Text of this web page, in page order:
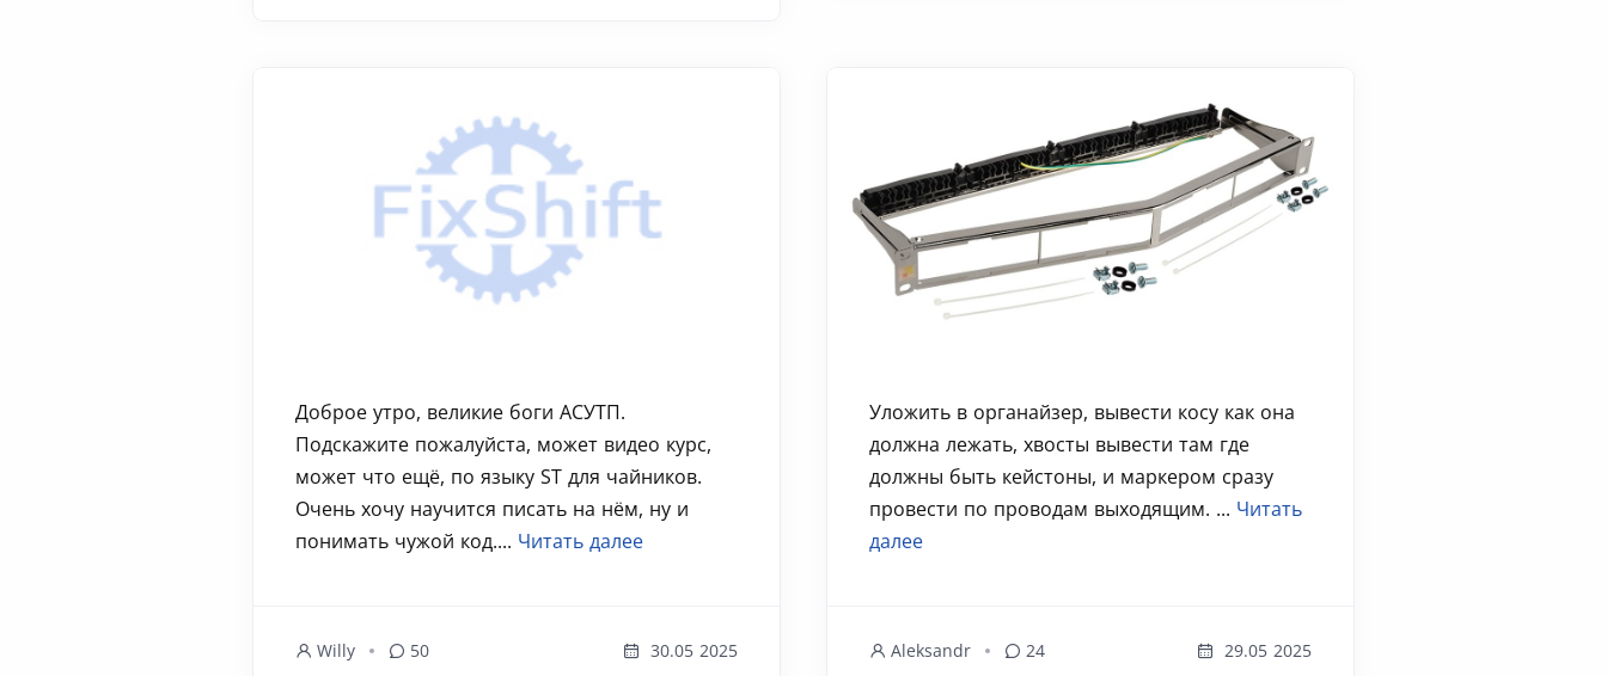
Доброе утро, великие боги АСУТП.
Подскажите пожалуйста, может видео курс,
может что ещё, по языку ST для чайников.
Очень хочу научится писать на нём, ну и
понимать чужой код.... Читать далее
Willy 50 30.05 2025
Уложить в органайзер, вывести косу как она
должна лежать, хвосты вывести там где
должны быть кейстоны, и маркером сразу
провести по проводам выходящим. ... Читать
далее
Aleksandr 24 29.05 2025